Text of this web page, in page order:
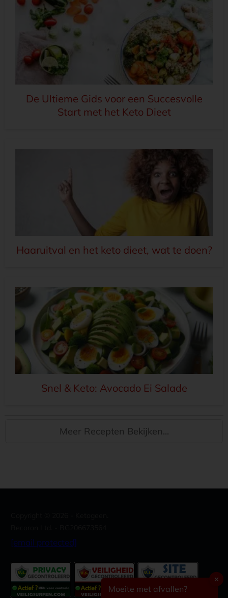
De Ultieme Gids voor een Succesvolle
Start met het Keto Dieet
Haaruitval en het keto dieet, wat te doen?
Snel & Keto: Avocado Ei Salade
Meer Recepten Bekijken...
✕
Moeite met afvallen?
[email protected]